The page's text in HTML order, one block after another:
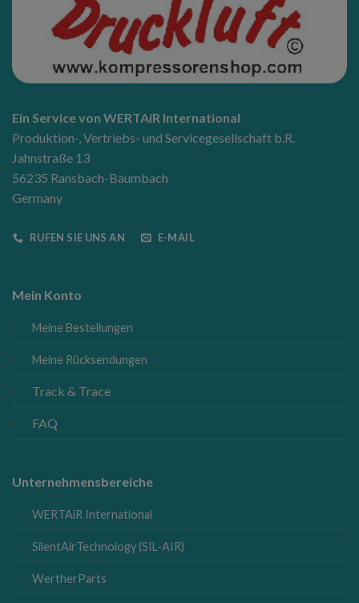
Ein Service von WERTAiR International
Produktion-, Vertriebs- und Servicegesellschaft b.R.
Jahnstraße 13
56235 Ransbach-Baumbach
Germany
RUFEN SIE UNS AN E-MAIL
Mein Konto
Meine Bestellungen
Meine Rücksendungen
Track & Trace
FAQ
Unternehmensbereiche
WERTAiR International
SilentAirTechnology (SIL-AIR)
WertherParts